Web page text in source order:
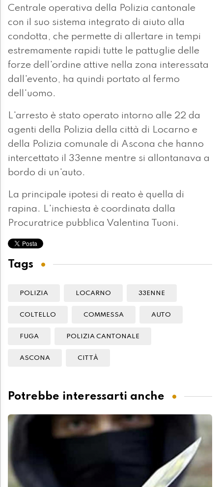
Centrale operativa della Polizia cantonale
con il suo sistema integrato di aiuto alla
condotta, che permette di allertare in tempi
estremamente rapidi tutte le pattuglie delle
forze dell'ordine attive nella zona interessata
dall'evento, ha quindi portato al fermo
dell'uomo.
L'arresto è stato operato intorno alle 22 da
agenti della Polizia della città di Locarno e
della Polizia comunale di Ascona che hanno
intercettato il 33enne mentre si allontanava a
bordo di un'auto.
La principale ipotesi di reato è quella di
rapina. L'inchiesta è coordinata dalla
Procuratrice pubblica Valentina Tuoni.
Tags
POLIZIA LOCARNO 33ENNE
COLTELLO COMMESSA AUTO
FUGA POLIZIA CANTONALE
ASCONA CITTÀ
Potrebbe interessarti anche